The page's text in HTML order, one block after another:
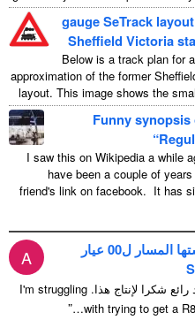
avoid the
00-gauge SeTrack
Sheffield Victoria
Below is a track plan for
approximation of the former
layout. This image shows the
there is a medium and a
Funny synopsis
I saw this on Wikipedia a while
have been a couple of
friend's link on facebook. It has
A
هندستها المسار ل00 عيار
شكرا لإنتاج هذا. I'm struggling
with trying to get a
…
”